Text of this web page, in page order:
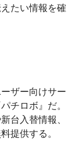
たい情報を確
ザー向けサー
チロボ』だ。
台入替情報、
提供する。